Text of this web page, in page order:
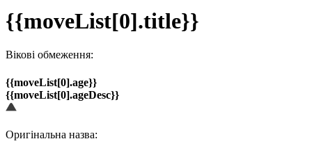
{{moveList[0].title}}
Вікові обмеження:
{{moveList[0].age}}
{{moveList[0].ageDesc}}
Оригінальна назва: